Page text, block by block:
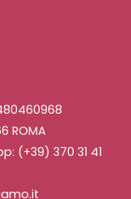
ROMA
(+39) 370 31 41